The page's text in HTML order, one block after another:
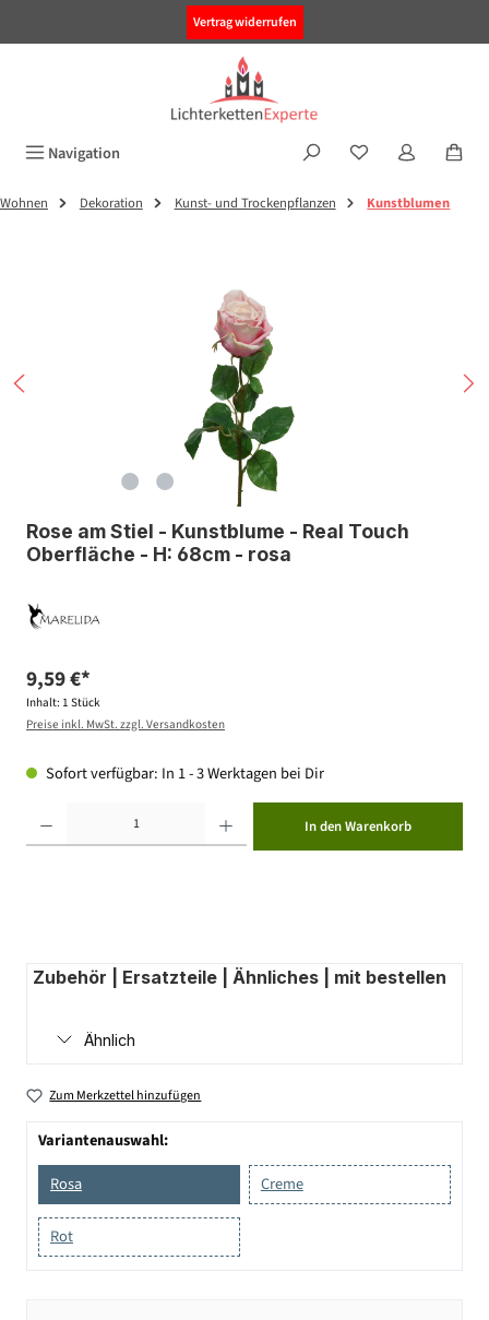
Vertrag widerrufen
Navigation
Wohnen Dekoration Kunst- und Trockenpflanzen Kunstblumen
Rose am Stiel - Kunstblume - Real Touch
Oberfläche - H: 68cm - rosa
9,59 €*
Inhalt: 1 Stück
Preise inkl. MwSt. zzgl. Versandkosten
Sofort verfügbar: In 1 - 3 Werktagen bei Dir
In den Warenkorb
Zubehör | Ersatzteile | Ähnliches | mit bestellen
Ähnlich
Zum Merkzettel hinzufügen
Variantenauswahl:
Rosa
Creme
Rot